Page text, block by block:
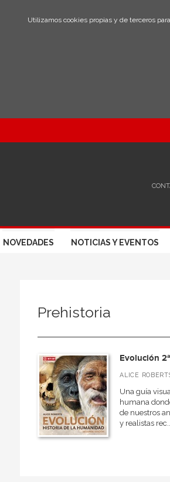
Utilizamos cookies propias y de terceros
NOVEDADES NOTICIAS Y EVENTOS
Prehistoria
Evolución
ALICE
Una guía
humana
de nuestros
y realistas